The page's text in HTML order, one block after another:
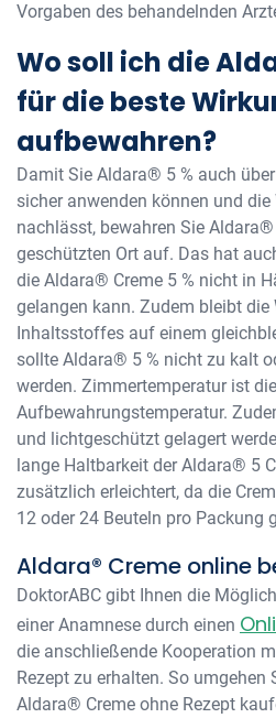
Vorgaben des behandelnden
Wo soll ich die
für die beste
aufbewahren?
Damit Sie Aldara® 5 % auch
sicher anwenden können und
nachlässt, bewahren Sie
geschützten Ort auf. Das hat
die Aldara® Creme 5 % nicht in
gelangen kann. Zudem bleibt die
Inhaltsstoffes auf einem
sollte Aldara® 5 % nicht zu kalt
werden. Zimmertemperatur ist
Aufbewahrungstemperatur.
und lichtgeschützt gelagert
lange Haltbarkeit der Aldara® 5
zusätzlich erleichtert, da die
12 oder 24 Beuteln pro Packung
Aldara® Creme online
DoktorABC gibt Ihnen die
einer Anamnese durch einen
die anschließende Kooperation
Rezept zu erhalten. So umgehen
Aldara® Creme ohne Rezept